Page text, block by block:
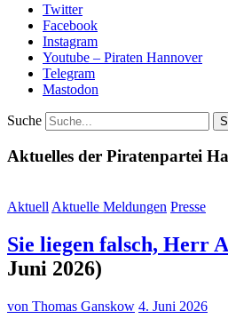
Twitter
Facebook
Instagram
Youtube – Piraten Hannover
Telegram
Mastodon
Suche
Aktuelles der Piratenpartei
Aktuell Aktuelle Meldungen Presse
Sie liegen falsch, Herr
Juni 2026)
von Thomas Ganskow 4. Juni 2026